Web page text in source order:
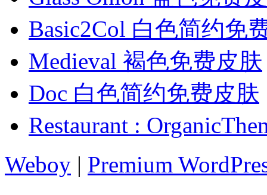
Basic2Col 白色简约免
Medieval 褐色免费皮肤
Doc 白色简约免费皮肤
Restaurant :
Weboy | Premium